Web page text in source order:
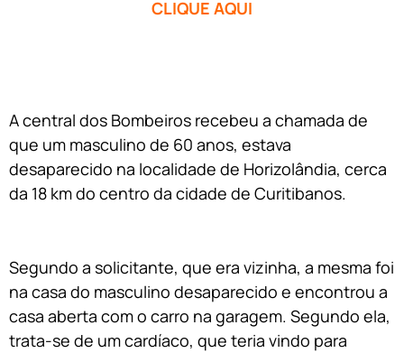
CLIQUE AQUI
A central dos Bombeiros recebeu a chamada de
que um masculino de 60 anos, estava
desaparecido na localidade de Horizolândia, cerca
da 18 km do centro da cidade de Curitibanos.
Segundo a solicitante, que era vizinha, a mesma foi
na casa do masculino desaparecido e encontrou a
casa aberta com o carro na garagem. Segundo ela,
trata-se de um cardíaco, que teria vindo para